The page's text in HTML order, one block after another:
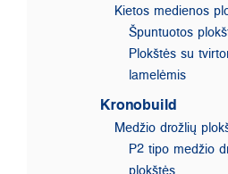
Kietos medienos
Špuntuotos
Plokštės su
lamelėmis
Kronobuild
Medžio drožlių
P2 tipo medžio
plokštės